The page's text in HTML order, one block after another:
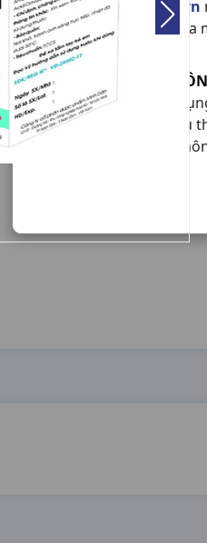
vietnammedical.vn
thành viên tham gia
sản phẩm.
xảy ra do tự ý sử
mà không tuân thủ
người có chuyên